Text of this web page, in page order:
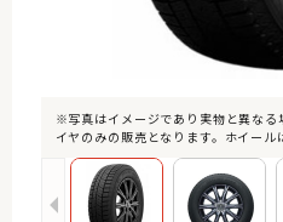
※写真はイメージであり実物と異な
イヤのみの販売となります。ホイール